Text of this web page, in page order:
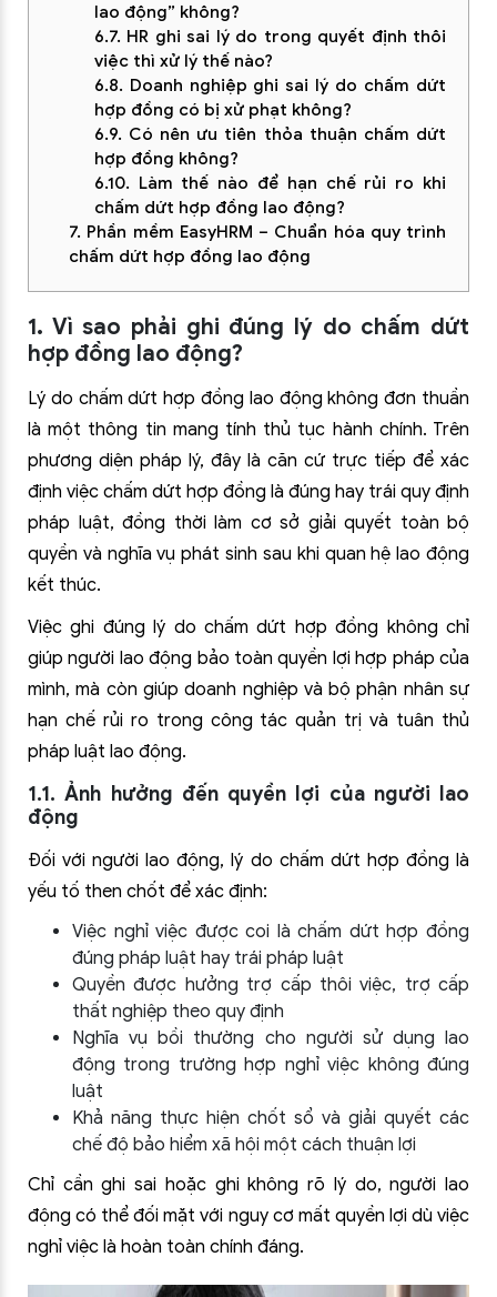
lao động” không?
6.7. HR ghi sai lý do trong quyết định thôi
việc thì xử lý thế nào?
6.8. Doanh nghiệp ghi sai lý do chấm dứt
hợp đồng có bị xử phạt không?
6.9. Có nên ưu tiên thỏa thuận chấm dứt
hợp đồng không?
6.10. Làm thế nào để hạn chế rủi ro khi
chấm dứt hợp đồng lao động?
7. Phần mềm EasyHRM – Chuẩn hóa quy trình
chấm dứt hợp đồng lao động
1. Vì sao phải ghi đúng lý do chấm dứt
hợp đồng lao động?
Lý do chấm dứt hợp đồng lao động không đơn thuần
là một thông tin mang tính thủ tục hành chính. Trên
phương diện pháp lý, đây là căn cứ trực tiếp để xác
định việc chấm dứt hợp đồng là đúng hay trái quy định
pháp luật, đồng thời làm cơ sở giải quyết toàn bộ
quyền và nghĩa vụ phát sinh sau khi quan hệ lao động
kết thúc.
Việc ghi đúng lý do chấm dứt hợp đồng không chỉ
giúp người lao động bảo toàn quyền lợi hợp pháp của
mình, mà còn giúp doanh nghiệp và bộ phận nhân sự
hạn chế rủi ro trong công tác quản trị và tuân thủ
pháp luật lao động.
1.1. Ảnh hưởng đến quyền lợi của người lao
động
Đối với người lao động, lý do chấm dứt hợp đồng là
yếu tố then chốt để xác định:
Việc nghỉ việc được coi là chấm dứt hợp đồng
đúng pháp luật hay trái pháp luật
Quyền được hưởng trợ cấp thôi việc, trợ cấp
thất nghiệp theo quy định
Nghĩa vụ bồi thường cho người sử dụng lao
động trong trường hợp nghỉ việc không đúng
luật
Khả năng thực hiện chốt sổ và giải quyết các
chế độ bảo hiểm xã hội một cách thuận lợi
Chỉ cần ghi sai hoặc ghi không rõ lý do, người lao
động có thể đối mặt với nguy cơ mất quyền lợi dù việc
nghỉ việc là hoàn toàn chính đáng.